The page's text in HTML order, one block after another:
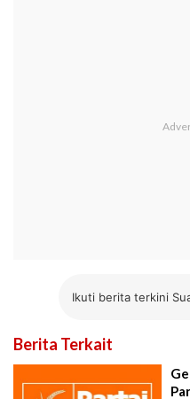
Ikuti berita terkini
Berita Terkait